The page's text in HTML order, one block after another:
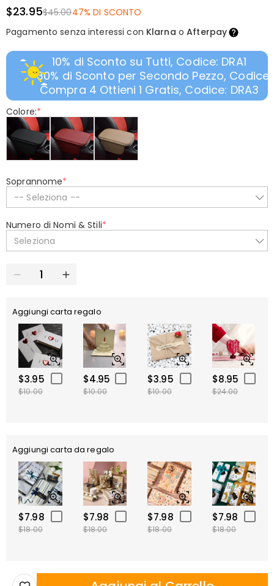
$23.95$45.0047% DI SCONTO
Pagamento senza interessi con Klarna oAfterpay
10% di Sconto su Tutti, Codice: DRA1
30% di Sconto per Secondo Pezzo, Codice:
Compra 4 Ottieni 1 Gratis, Codice: DRA3
Colore:*
Soprannome*
-- Seleziona --
Numero di Nomi & Stili*
Seleziona
Aggiungi carta regalo
$3.95
$10.00
$4.95
$10.00
$3.95
$10.00
$8.95
$24.00
Aggiungi carta da regalo
$7.98
$18.00
$7.98
$18.00
$7.98
$18.00
$7.98
$18.00